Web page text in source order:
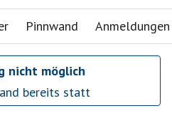
Pinnwand Anmeldungen
nicht möglich
bereits statt